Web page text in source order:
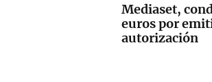
Mediaset,
euros por
autorización